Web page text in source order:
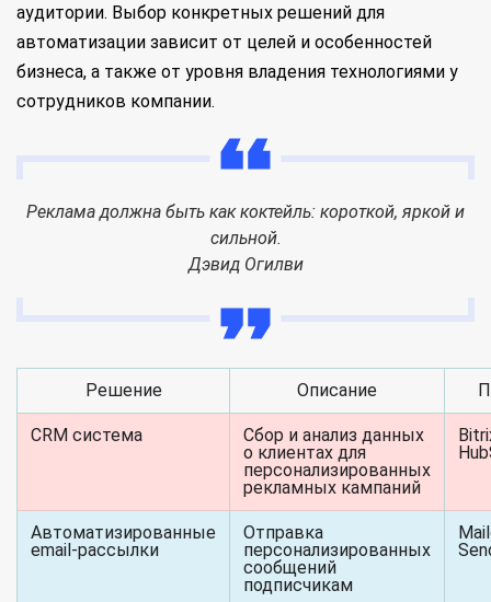
аудитории. Выбор конкретных решений для
автоматизации зависит от целей и особенностей
бизнеса, а также от уровня владения технологиями у
сотрудников компании.
Реклама должна быть как коктейль: короткой, яркой и
сильной.
Дэвид Огилви
Решение Описание
CRM система
Сбор и анализ данных
о клиентах для
персонализированных
рекламных кампаний
Автоматизированные
email-рассылки
Отправка
персонализированных
сообщений
подписчикам